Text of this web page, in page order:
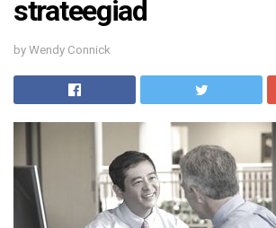
strateegiad
by Wendy Connick